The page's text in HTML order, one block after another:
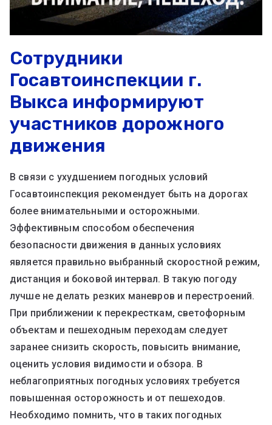
Сотрудники
Госавтоинспекции г.
Выкса информируют
участников дорожного
движения
В связи с ухудшением погодных условий
Госавтоинспекция рекомендует быть на дорогах
более внимательными и осторожными.
Эффективным способом обеспечения
безопасности движения в данных условиях
является правильно выбранный скоростной режим,
дистанция и боковой интервал. В такую погоду
лучше не делать резких маневров и перестроений.
При приближении к перекресткам, светофорным
объектам и пешеходным переходам следует
заранее снизить скорость, повысить внимание,
оценить условия видимости и обзора. В
неблагоприятных погодных условиях требуется
повышенная осторожность и от пешеходов.
Необходимо помнить, что в таких погодных